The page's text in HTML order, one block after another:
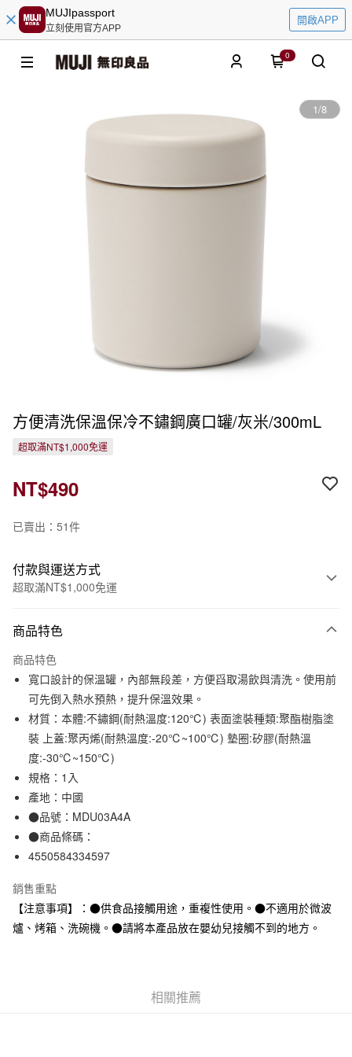
MUJIpassport
立刻使用官方APP
開啟APP
0
1/8
方便清洗保溫保冷不鏽鋼廣口罐/灰米/300mL
超取滿NT$1,000免運
NT$490
已賣出：51件
付款與運送方式
超取滿NT$1,000免運
信用卡一次付款
信用卡分期付款
3 期 0 利率 每期 NT$163
合作金庫商業銀行
第一商業銀行
華南商業銀行
彰化商業銀行
上海商業儲蓄銀行
臺灣中小企業銀行
匯豐（台灣）商業銀行
聯邦商業銀行
元大商業銀行
玉山商業銀行
台灣樂天信用卡公司
超商取貨付款
LINE Pay
Apple Pay
街口支付
悠遊付
全家取貨付款
每筆NT$65，滿NT$1,000(含以上)免運費
商品特色
商品特色
寬口設計的保溫罐，內部無段差，方便舀取湯飲與清洗。使用前
可先倒入熱水預熱，提升保溫效果。
材質：本體:不鏽鋼(耐熱溫度:120℃) 表面塗裝種類:聚酯樹脂塗
裝 上蓋:聚丙烯(耐熱溫度:-20℃~100℃) 墊圈:矽膠(耐熱溫
度:-30℃~150℃)
規格：1入
產地：中國
●品號：MDU03A4A
●商品條碼：
4550584334597
銷售重點
【注意事項】：●供食品接觸用途，重複性使用。●不適用於微波
爐、烤箱、洗碗機。●請將本產品放在嬰幼兒接觸不到的地方。
相關推薦